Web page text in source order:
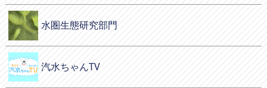
水圏生態研究部門
汽水ちゃんTV